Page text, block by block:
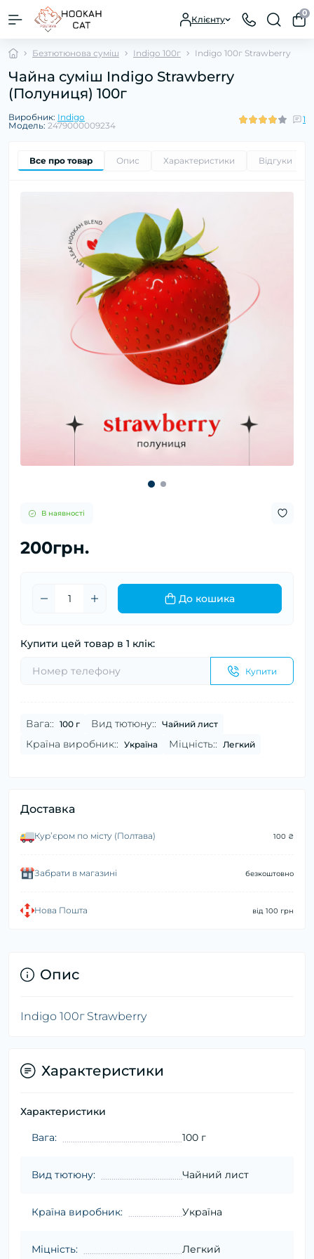
Клієнту
0
Безтютюнова суміш Indigo 100г Indigo 100г Strawberry
Чайна суміш Indigo Strawberry
(Полуниця) 100г
Виробник: Indigo
Модель: 2479000009234
1
Все про товар Опис Характеристики Відгуки
В наявності
200грн.
До кошика
Купити цей товар в 1 клік:
Купити
Вага:: 100 г Вид тютюну:: Чайний лист
Країна виробник:: Україна Міцність:: Легкий
Доставка
Курʼєром по місту (Полтава) 100 ₴
Забрати в магазині безкоштовно
Нова Пошта від 100 грн
Опис
Indigo 100г Strawberry
Характеристики
Характеристики
Вага: 100 г
Вид тютюну: Чайний лист
Країна виробник: Україна
Міцність: Легкий